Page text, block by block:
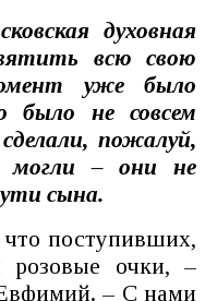
духовная
всю свою
уже было
было не совсем
пожалуй,
могли – они не
сына.
поступивших,
очки, –
– С нами